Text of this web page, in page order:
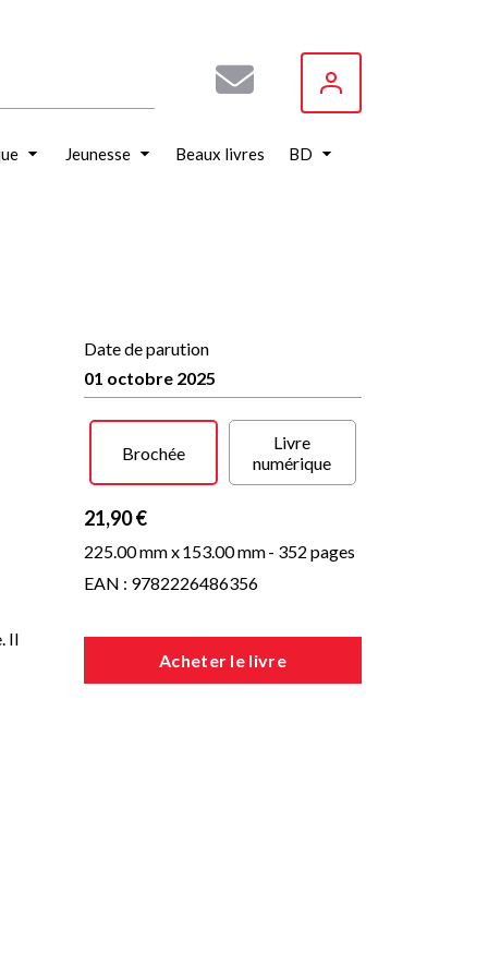
Jeunesse Beaux livres BD
Il
Date de parution
01 octobre 2025
Brochée
Livre
numérique
21,90 €
225.00 mm x153.00 mm- 352 pages
EAN : 9782226486356
Acheter le livre